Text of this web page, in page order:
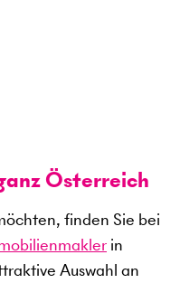
Österreich
finden Sie bei
in
Auswahl an